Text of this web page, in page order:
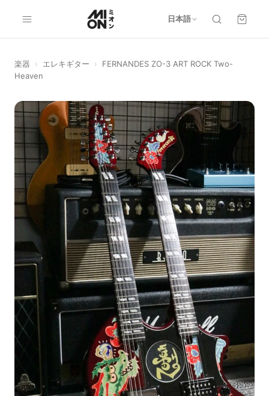
日本語
楽器 › エレキギター ›
FERNANDES ZO-3 ART ROCK Two-
Heaven